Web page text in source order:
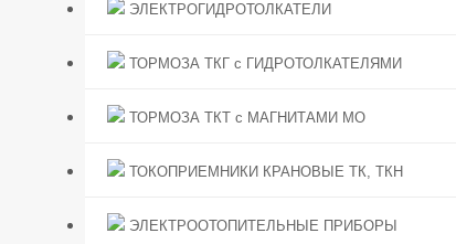
ЭЛЕКТРОГИДРОТОЛКАТЕЛИ
ТОРМОЗА ТКГ с ГИДРОТОЛКАТЕЛЯМИ
ТОРМОЗА ТКТ с МАГНИТАМИ МО
ТОКОПРИЕМНИКИ КРАНОВЫЕ ТК, ТКН
ЭЛЕКТРООТОПИТЕЛЬНЫЕ ПРИБОРЫ